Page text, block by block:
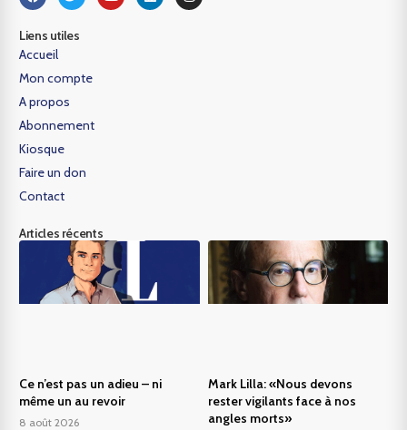
Liens utiles
Accueil
Mon compte
A propos
Abonnement
Kiosque
Faire un don
Contact
Articles récents
Ce n’est pas un adieu – ni
même un au revoir
8 août 2026
Mark Lilla: «Nous devons
rester vigilants face à nos
angles morts»